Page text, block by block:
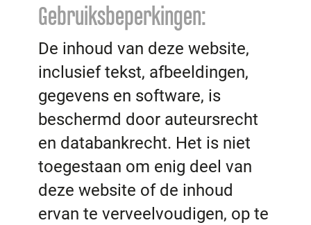
Gebruiksbeperkingen:
De inhoud van deze website,
inclusief tekst, afbeeldingen,
gegevens en software, is
beschermd door auteursrecht
en databankrecht. Het is niet
toegestaan om enig deel van
deze website of de inhoud
ervan te verveelvoudigen, op te